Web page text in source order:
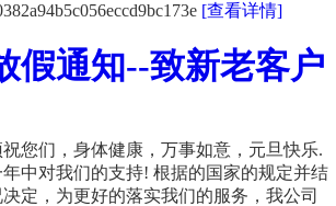
[查看详情]
假通知--致新老客户
您们，身体健康，万事如意，元旦快乐.
中对我们的支持! 根据的国家的规定并结
定，为更好的落实我们的服务，我公司